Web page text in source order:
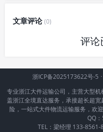
文章评论(0)
评论
浙ICP备2025173622号-5 ·
专业浙江大件运输公司，主营大型
盖浙江全境直达服务，承接超长超
险，一站式大件物流运输服务，欢
QQ
TEL：梁经理 133-8561-